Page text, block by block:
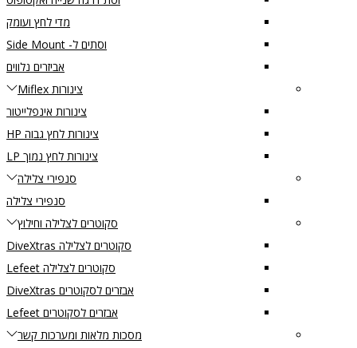
מדי לחץ ועומק
וסתים ל- Side Mount
אביזרים נלווים
צינורות Miflex
צינורות אינפלייטור
צינורות לחץ גבוה HP
צינורות לחץ נמוך LP
סנפירי צלילה
סנפירי צלילה
סקוטרים לצלילה וחילוץ
סקוטרים לצלילה DiveXtras
סקוטרים לצלילה Lefeet
אבזרים לסקוטרים DiveXtras
אבזרים לסקוטרים Lefeet
מסכות מלאות ומערכות קשר